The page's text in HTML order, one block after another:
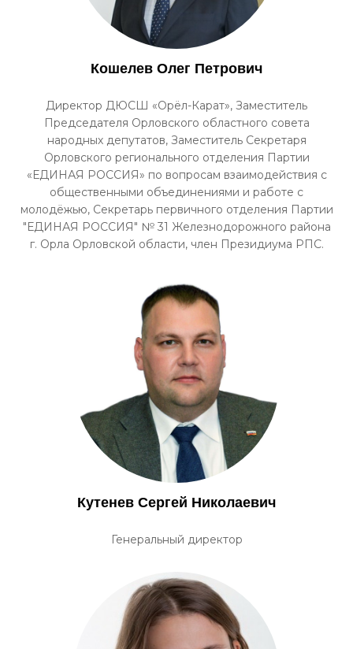
Кошелев Олег Петрович
Директор ДЮСШ «Орёл-Карат», Заместитель
Председателя Орловского областного совета
народных депутатов, Заместитель Секретаря
Орловского регионального отделения Партии
«ЕДИНАЯ РОССИЯ» по вопросам взаимодействия с
общественными объединениями и работе с
молодёжью, Секретарь первичного отделения Партии
"ЕДИНАЯ РОССИЯ" № 31 Железнодорожного района
г. Орла Орловской области, член Президиума РПС.
Кутенев Сергей Николаевич
Генеральный директор